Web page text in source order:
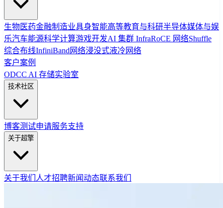
生物医药金融制造业具身智能高等教育与科研半导体媒体与娱
乐汽车能源科学计算游戏开发AI 集群 InfraRoCE 网络Shuffle
综合布线InfiniBand网络浸没式液冷网络
客户案例
ODCC AI 存储实验室
技术社区
博客测试申请服务支持
关于超擎
关于我们 人才招聘新闻动态联系我们